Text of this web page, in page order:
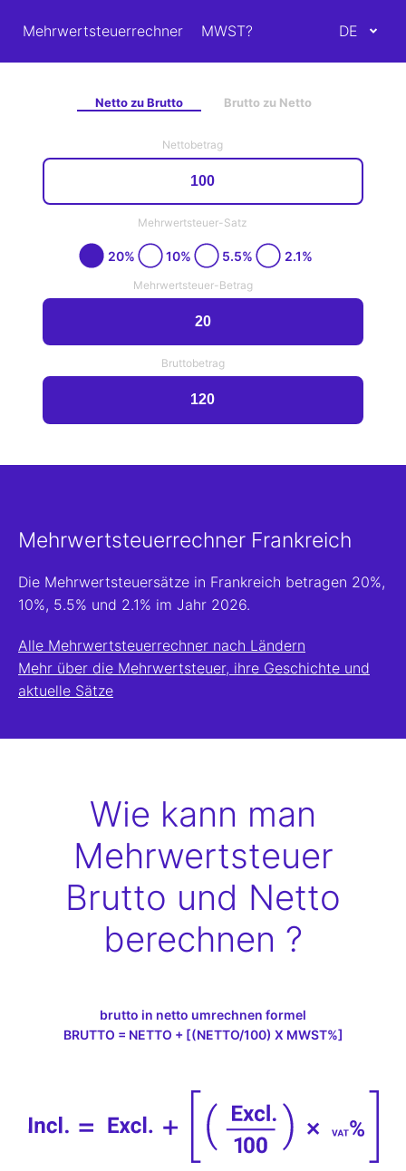
Mehrwertsteuerrechner MWST?
Mehrwertsteuerrechner Frankreich
Die Mehrwertsteuersätze in Frankreich betragen 20%,
10%, 5.5% und 2.1% im Jahr 2026.
Alle Mehrwertsteuerrechner nach Ländern
Mehr über die Mehrwertsteuer, ihre Geschichte und
aktuelle Sätze
Netto zu Brutto Brutto zu Netto
Nettobetrag
Mehrwertsteuer-Satz
20% 10% 5.5% 2.1%
Mehrwertsteuer-Betrag
Bruttobetrag
Wie kann man
Mehrwertsteuer
Brutto und Netto
berechnen ?
brutto in netto umrechnen formel
BRUTTO = NETTO + [(NETTO/100) X MWST%]
DE